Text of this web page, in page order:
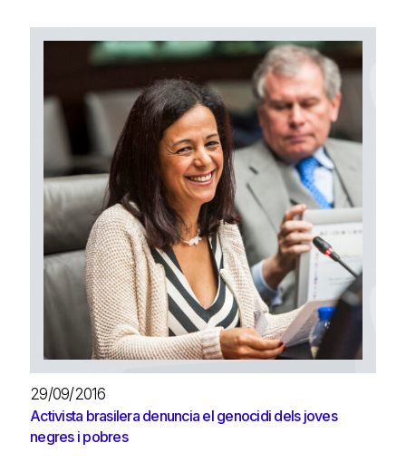
29/09/2016
Activista brasilera denuncia el genocidi dels joves
negres i pobres